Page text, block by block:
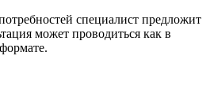
специалист предложит
может проводиться как в